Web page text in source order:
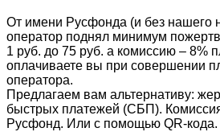
От имени Русфонда (и без нашего
оператор поднял минимум
1 руб. до 75 руб. а комиссию – 8%
оплачиваете вы при совершении
оператора.
Предлагаем вам альтернативу:
быстрых платежей (СБП).
Русфонд. Или с помощью QR-